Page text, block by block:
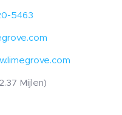
5463
Mijlen)